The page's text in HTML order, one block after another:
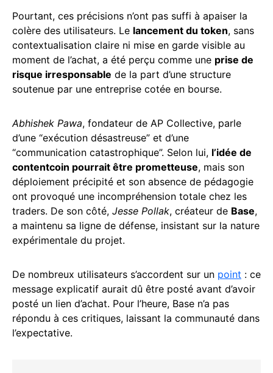
Pourtant, ces précisions n’ont pas suffi à apaiser la
colère des utilisateurs. Le lancement du token, sans
contextualisation claire ni mise en garde visible au
moment de l’achat, a été perçu comme une prise de
risque irresponsable de la part d’une structure
soutenue par une entreprise cotée en bourse.
Abhishek Pawa, fondateur de AP Collective, parle
d’une “exécution désastreuse” et d’une
“communication catastrophique”. Selon lui, l’idée de
contentcoin pourrait être prometteuse, mais son
déploiement précipité et son absence de pédagogie
ont provoqué une incompréhension totale chez les
traders. De son côté, Jesse Pollak, créateur de Base,
a maintenu sa ligne de défense, insistant sur la nature
expérimentale du projet.
De nombreux utilisateurs s’accordent sur un point : ce
message explicatif aurait dû être posté avant d’avoir
posté un lien d’achat. Pour l’heure, Base n’a pas
répondu à ces critiques, laissant la communauté dans
l’expectative.